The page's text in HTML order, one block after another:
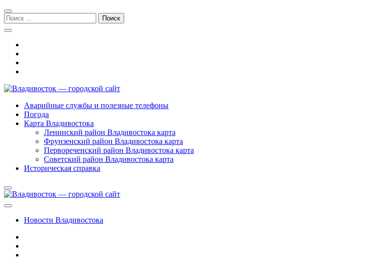
Перейти
к
навигации
Перейти
к
содержимому
Поиск:
Владивосток — городской сайт
Аварийные службы и полезные телефоны
Погода
Карта Владивостока
Ленинский район Владивостока карта
Фрунзенский район Владивостока карта
Первореченский район Владивостока карта
Советский район Владивостока карта
Историческая справка
Новости Владивостока